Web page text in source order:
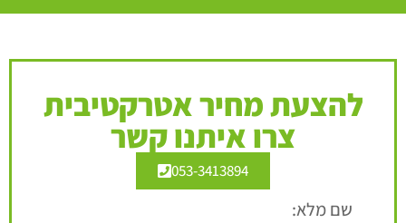
להצעת מחיר אטרקטיבית
צרו איתנו קשר
053-3413894